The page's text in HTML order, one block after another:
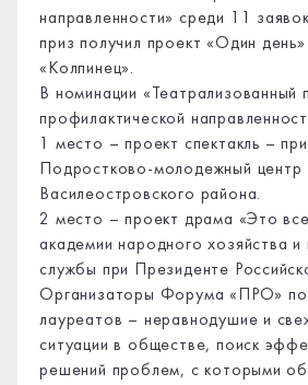
направленности» среди 11
приз получил проект «Один
«Колпинец».
В номинации «Театрализованный
профилактической
1 место – проект спектакль –
Подростково-молодежный центр
Василеостровского района.
2 место – проект драма «Это
академии народного хозяйства и
службы при Президенте
Организаторы Форума «ПРО»
лауреатов – неравнодушие и
ситуации в обществе, поиск
решений проблем, с которыми